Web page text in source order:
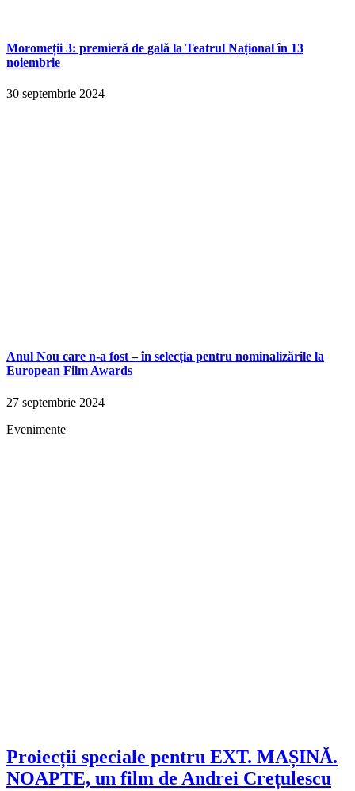
Moromeții 3: premieră de gală la Teatrul Național în 13
noiembrie
30 septembrie 2024
Anul Nou care n-a fost – în selecția pentru nominalizările la
European Film Awards
27 septembrie 2024
Evenimente
Proiecții speciale pentru EXT. MAȘINĂ.
NOAPTE, un film de Andrei Crețulescu